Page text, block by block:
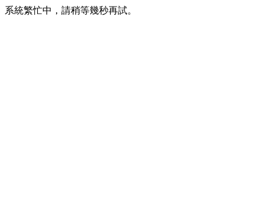
系統繁忙中，請稍等幾秒再試。